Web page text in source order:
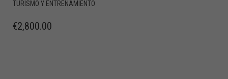
TURISMO Y ENTRENAMIENTO
€2,800.00